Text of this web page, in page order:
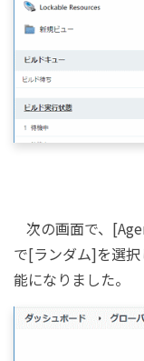
次の画面で、
で[ランダム]を選
能になりました。